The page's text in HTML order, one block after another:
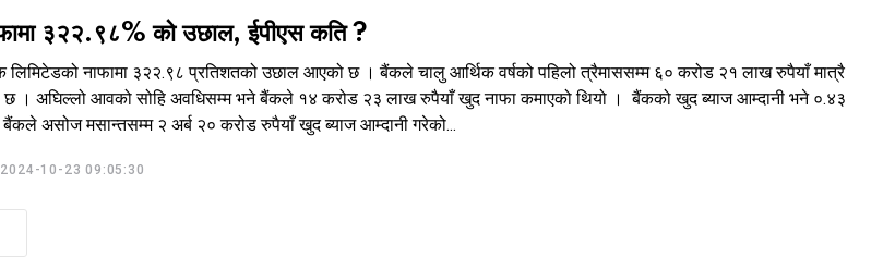
३२२.९८% को उछाल, ईपीएस कति ?
लिमिटेडको नाफामा ३२२.९८ प्रतिशतको उछाल आएको छ । बैंकले चालु आर्थिक वर्षको पहिलो त्रैमाससम्म ६० करोड २१ लाख रुपैयाँ मात्रै
छ । अघिल्लो आवको सोहि अवधिसम्म भने बैंकले १४ करोड २३ लाख रुपैयाँ खुद नाफा कमाएको थियो । बैंकको खुद ब्याज आम्दानी भने ०.४३
असोज मसान्तसम्म २ अर्ब २० करोड रुपैयाँ खुद ब्याज आम्दानी गरेको...
2024-10-23 09:05:30